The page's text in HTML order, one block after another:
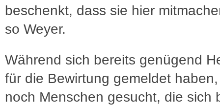
beschenkt, dass sie hier
so Weyer.
Während sich bereits genügend
für die Bewirtung gemeldet
noch Menschen gesucht, die sich